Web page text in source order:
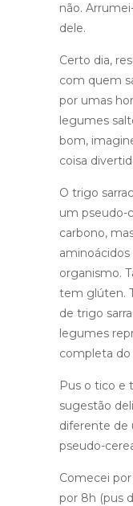
não.
dele.
Certo dia,
com quem
por umas
legumes
bom,
coisa
O trigo
um pseudo-
carbono,
aminoácidos
organismo.
tem glúten.
de trigo
legumes
completa do
Pus o tico e
sugestão
diferente de
pseudo-
Comecei
por 8h (pus